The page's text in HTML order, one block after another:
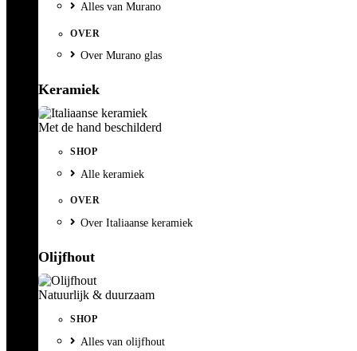
Alles van Murano
OVER
Over Murano glas
Keramiek
Met de hand beschilderd
SHOP
Alle keramiek
OVER
Over Italiaanse keramiek
Olijfhout
Natuurlijk & duurzaam
SHOP
Alles van olijfhout